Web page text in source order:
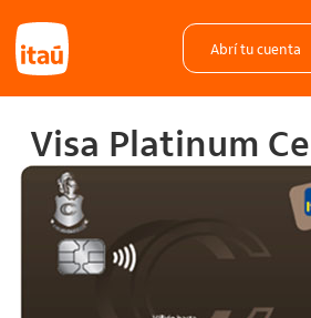
Abrí tu cuenta
Visa Platinum